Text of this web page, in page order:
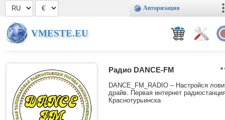
Авторизация
VMESTE.EU
Радио DANCE-FM
DANCE_FM_RADIO – Настройся
драйв. Первая интернет
Краснотурьинска